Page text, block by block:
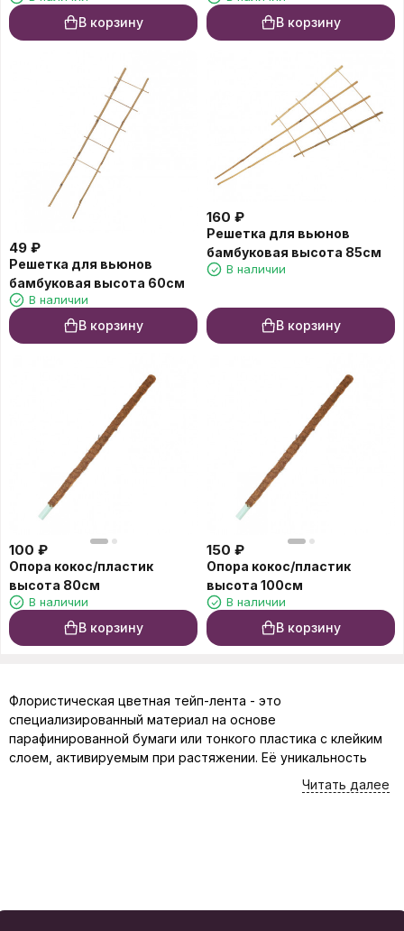
В корзину В корзину
49 ₽
Решетка для вьюнов
бамбуковая высота 60см
В наличии
В корзину
160 ₽
Решетка для вьюнов
бамбуковая высота 85см
В наличии
В корзину
100 ₽
Опора кокос/пластик
высота 80см
В наличии
В корзину
150 ₽
Опора кокос/пластик
высота 100см
В наличии
В корзину
Флористическая цветная тейп-лента - это
специализированный материал на основе
парафинированной бумаги или тонкого пластика с клейким
слоем, активируемым при растяжении. Её уникальность
заключается в способности плотно облегать стебли,
проволоку и другие элементы композиции, создавая
Читать далее